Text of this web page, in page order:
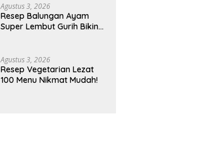
Agustus 3, 2026
Resep Balungan Ayam
Super Lembut Gurih Bikin
Agustus 3, 2026
Resep Vegetarian Lezat
100 Menu Nikmat Mudah!